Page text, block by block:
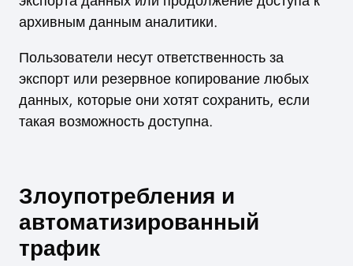
архивным данным аналитики.
Пользователи несут ответственность за
экспорт или резервное копирование любых
данных, которые они хотят сохранить, если
такая возможность доступна.
Злоупотребления и
автоматизированный
трафик